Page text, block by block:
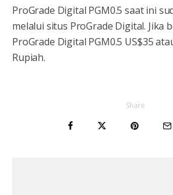
ProGrade Digital PGM0.5 saat ini
melalui situs ProGrade Digital. Jika
ProGrade Digital PGM0.5 US$35
Rupiah.
Share